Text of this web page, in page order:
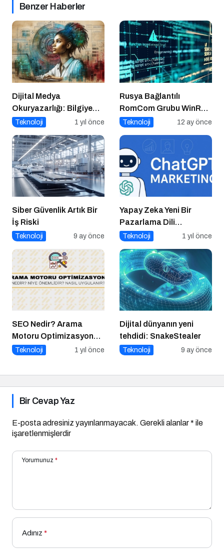
Benzer Haberler
Dijital Medya
Okuryazarlığı: Bilgiye
Erişimde Sorumluluk ve
Teknoloji 1 yıl önce
Rusya Bağlantılı
RomCom Grubu WinRAR
Açığını Hedef Aldı
Teknoloji 12 ay önce
Siber Güvenlik Artık Bir
İş Riski
Teknoloji 9 ay önce
Yapay Zeka Yeni Bir
Pazarlama Dili
Konuşuyor:
Güncellemeleri ve
Markalara Yönelik
Fırsatlar
Teknoloji 1 yıl önce
SEO Nedir? Arama
Motoru Optimizasyonu
Nasıl Yapılır?
Teknoloji 1 yıl önce
Dijital dünyanın yeni
tehdidi: SnakeStealer
Teknoloji 9 ay önce
Bir Cevap Yaz
E-posta adresiniz yayınlanmayacak. Gerekli alanlar* ile
işaretlenmişlerdir
Yorumunuz *
Adınız *